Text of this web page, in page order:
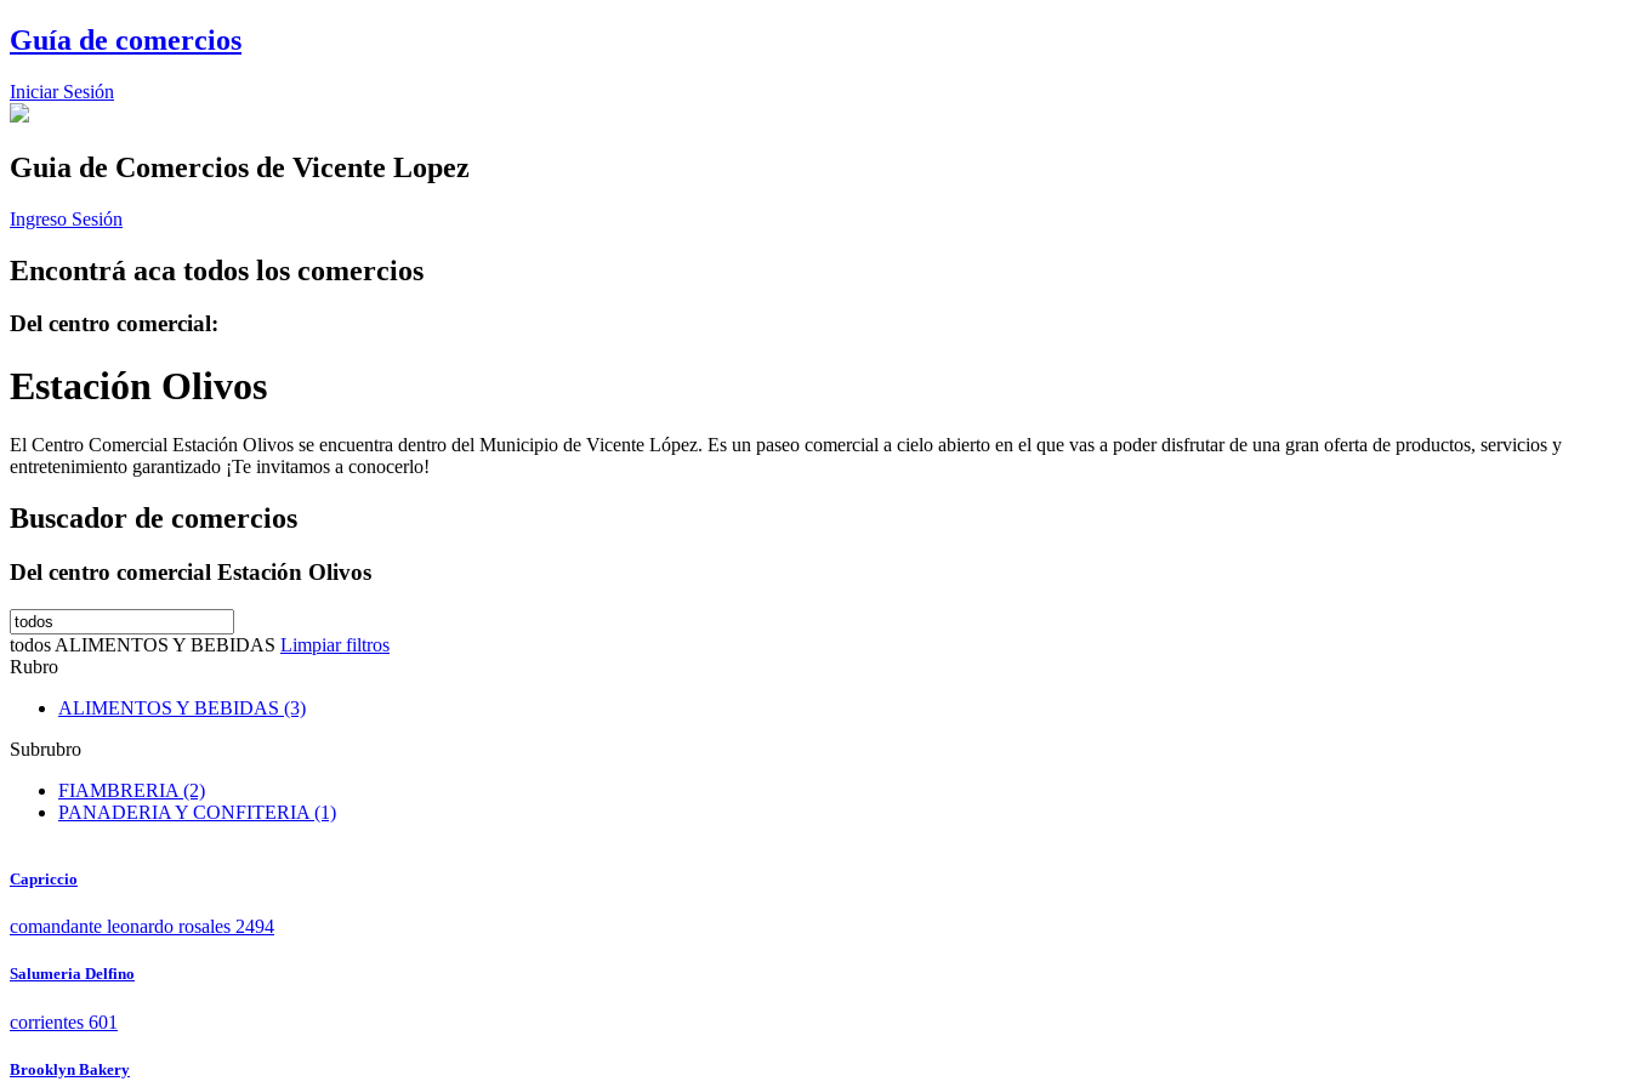
Guía de comercios
Iniciar Sesión
Guia de Comercios de Vicente Lopez
Ingreso Sesión
Encontrá aca todos los comercios
Del centro comercial:
Estación Olivos
El Centro Comercial Estación Olivos se encuentra dentro del Municipio de Vicente López. Es un paseo comercial a cielo abierto en el que vas a poder disfrutar de una gran oferta de productos, servicios y
entretenimiento garantizado ¡Te invitamos a conocerlo!
Buscador de comercios
Del centro comercial Estación Olivos
todos ALIMENTOS Y BEBIDAS Limpiar filtros
Rubro
ALIMENTOS Y BEBIDAS (3)
Subrubro
FIAMBRERIA (2)
PANADERIA Y CONFITERIA (1)
Capriccio
comandante leonardo rosales 2494
Salumeria Delfino
corrientes 601
Brooklyn Bakery